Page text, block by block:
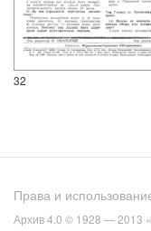
32
Права и
Архив 4.0 © 1928 — 2013